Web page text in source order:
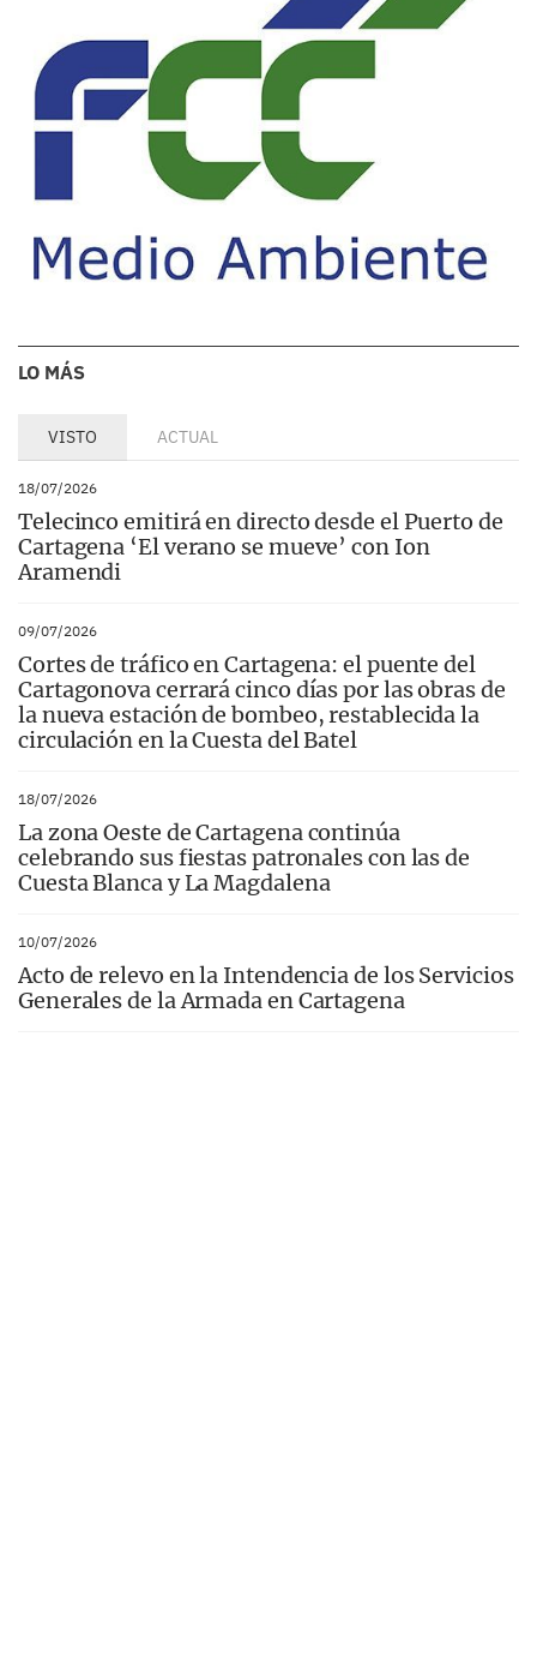
LO MÁS
VISTO ACTUAL
18/07/2026
Telecinco emitirá en directo desde el Puerto de
Cartagena ‘El verano se mueve’ con Ion
Aramendi
09/07/2026
Cortes de tráfico en Cartagena: el puente del
Cartagonova cerrará cinco días por las obras de
la nueva estación de bombeo, restablecida la
circulación en la Cuesta del Batel
18/07/2026
La zona Oeste de Cartagena continúa
celebrando sus fiestas patronales con las de
Cuesta Blanca y La Magdalena
10/07/2026
Acto de relevo en la Intendencia de los Servicios
Generales de la Armada en Cartagena